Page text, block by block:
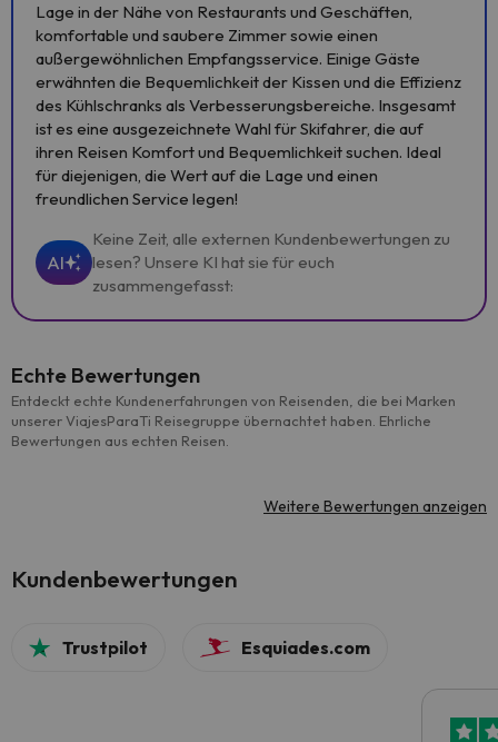
Lage in der Nähe von Restaurants und Geschäften,
komfortable und saubere Zimmer sowie einen
außergewöhnlichen Empfangsservice. Einige Gäste
erwähnten die Bequemlichkeit der Kissen und die Effizienz
des Kühlschranks als Verbesserungsbereiche. Insgesamt
ist es eine ausgezeichnete Wahl für Skifahrer, die auf
ihren Reisen Komfort und Bequemlichkeit suchen. Ideal
für diejenigen, die Wert auf die Lage und einen
freundlichen Service legen!
AI
Keine Zeit, alle externen Kundenbewertungen zu
lesen? Unsere KI hat sie für euch
zusammengefasst:
Echte Bewertungen
Entdeckt echte Kundenerfahrungen von Reisenden, die bei Marken
unserer ViajesParaTi Reisegruppe übernachtet haben. Ehrliche
Bewertungen aus echten Reisen.
Weitere Bewertungen anzeigen
Kundenbewertungen
Trustpilot Esquiades.com